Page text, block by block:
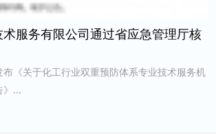
服务有限公司通过省应急管理厅核
《关于化工行业双重预防体系专业技术服务机
》...